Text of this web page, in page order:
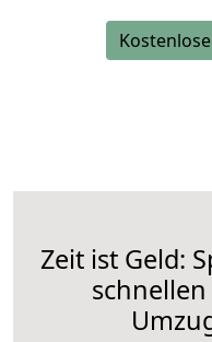
Zeit ist Geld: